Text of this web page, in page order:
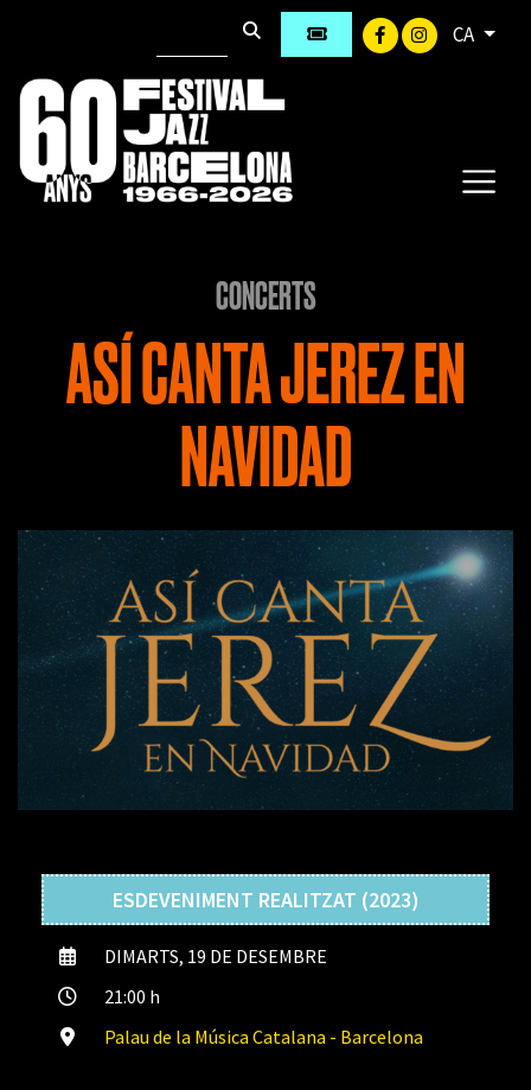
CA
CONCERTS
ASÍ CANTA JEREZ EN
NAVIDAD
ESDEVENIMENT REALITZAT (2023)
DIMARTS, 19 DE DESEMBRE
21:00 h
Palau de la Música Catalana - Barcelona